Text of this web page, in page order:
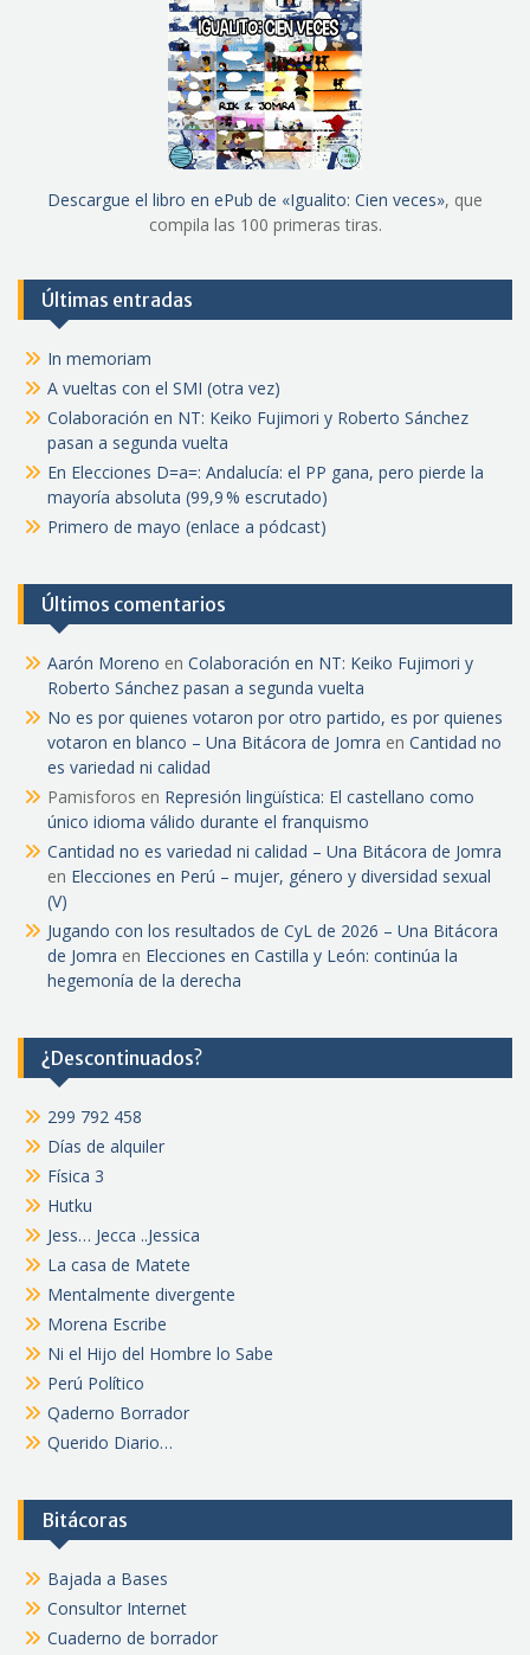
Descargue el libro en ePub de «Igualito: Cien veces», que
compila las 100 primeras tiras.
Últimas entradas
In memoriam
A vueltas con el SMI (otra vez)
Colaboración en NT: Keiko Fujimori y Roberto Sánchez
pasan a segunda vuelta
En Elecciones D=a=: Andalucía: el PP gana, pero pierde la
mayoría absoluta (99,9 % escrutado)
Primero de mayo (enlace a pódcast)
Últimos comentarios
Aarón Moreno en Colaboración en NT: Keiko Fujimori y
Roberto Sánchez pasan a segunda vuelta
No es por quienes votaron por otro partido, es por quienes
votaron en blanco – Una Bitácora de Jomra en Cantidad no
es variedad ni calidad
Pamisforos en Represión lingüística: El castellano como
único idioma válido durante el franquismo
Cantidad no es variedad ni calidad – Una Bitácora de Jomra
en Elecciones en Perú – mujer, género y diversidad sexual
(V)
Jugando con los resultados de CyL de 2026 – Una Bitácora
de Jomra en Elecciones en Castilla y León: continúa la
hegemonía de la derecha
¿Descontinuados?
299 792 458
Días de alquiler
Física 3
Hutku
Jess… Jecca ..Jessica
La casa de Matete
Mentalmente divergente
Morena Escribe
Ni el Hijo del Hombre lo Sabe
Perú Político
Qaderno Borrador
Querido Diario…
Bitácoras
Bajada a Bases
Consultor Internet
Cuaderno de borrador